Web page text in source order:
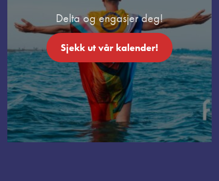
Delta og engasjer deg!
Sjekk ut vår kalender!